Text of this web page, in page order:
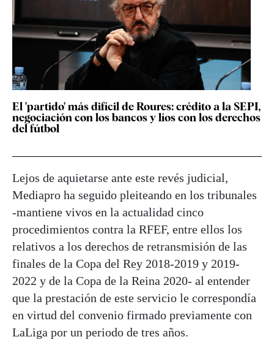
El 'partido' más difícil de Roures: crédito a la SEPI,
negociación con los bancos y líos con los derechos
del fútbol
Lejos de aquietarse ante este revés judicial,
Mediapro ha seguido pleiteando en los tribunales
-mantiene vivos en la actualidad cinco
procedimientos contra la RFEF, entre ellos los
relativos a los derechos de retransmisión de las
finales de la Copa del Rey 2018-2019 y 2019-
2022 y de la Copa de la Reina 2020- al entender
que la prestación de este servicio le correspondía
en virtud del convenio firmado previamente con
LaLiga por un periodo de tres años.